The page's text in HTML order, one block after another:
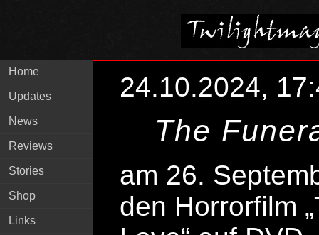
Home
Updates
News
Reviews
Stories
Shop
Links
24.10.2024,
The
am 26.
den Horrorfilm